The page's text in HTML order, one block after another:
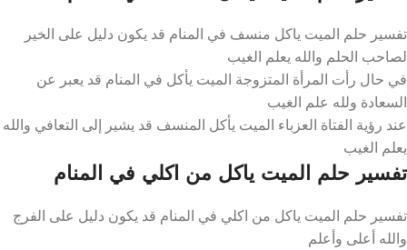
تفسير حلم الميت ياكل منسف في المنام قد يكون دليل على الخير
لصاحب الحلم والله يعلم الغيب
في حال رأت المرأة المتزوجة الميت يأكل في المنام قد يعبر عن
السعادة ولله علم الغيب
عند رؤية الفتاة العزباء الميت يأكل المنسف قد يشير إلى التعافي والله
يعلم الغيب
تفسير حلم الميت ياكل من اكلي في المنام
تفسير حلم الميت ياكل من اكلي في المنام قد يكون دليل على الفرج
والله أعلى وأعلم